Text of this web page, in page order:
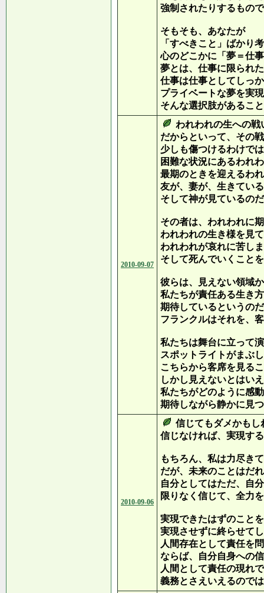
強制されたりするもの
そもそも、あなたが
「すべきこと」ばかり
心のどこかに「夢＝仕
夢とは、仕事に限られ
仕事は仕事としてしっ
プライベートな夢を実
そんな選択肢があるこ
2010-09-07
われわれの生への戦
だからといって、その
少しも傷つけるわけで
困難な状況にあるわれ
最期のときを迎えるわ
友が、妻が、生きてい
そして神が見ているの
その者は、われわれに
われわれの生き様を見
われわれが哀れに苦し
そして死んでいくこと
彼らは、見えない領域
私たちが責任ある生き
期待しているというの
フランクルはそれを、
私たちは舞台に立って
スポットライトがまぶ
こちらから客席を見る
しかし見えないとはい
私たちがどのように感
期待しながら静かに見
2010-09-06
信じてもダメかもし
信じなければ、実現す
もちろん、私は力尽き
だが、未来のことはだ
自分としてはただ、自
限りなく信じて、全力
実現できたはずのこと
実現させずに終らせて
人間存在として責任を
ならば、自分自身への
人間として責任の現れ
義務とさえいえるので